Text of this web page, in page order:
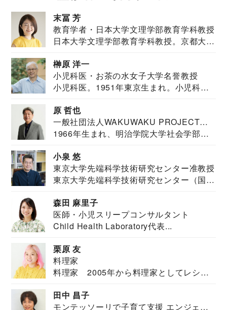
末冨 芳
教育学者・日本大学文理学部教育学科教授
日本大学文理学部教育学科教授。京都大学
榊原 洋一
小児科医・お茶の水女子大学名誉教授
小児科医。1951年東京生まれ。小児科
原 哲也
一般社団法人WAKUWAKU PROJECT
JAPAN代表・言語聴覚士・社会福祉士
1966年生まれ、明治学院大学社会学部福
小泉 悠
東京大学先端科学技術研究センター准教授
東京大学先端科学技術研究センター（国際
森田 麻里子
医師・小児スリープコンサルタント
Child Health Laboratory代表...
栗原 友
料理家
料理家 2005年から料理家としてレシピ
田中 昌子
モンテッソーリで子育て支援 エンジェル